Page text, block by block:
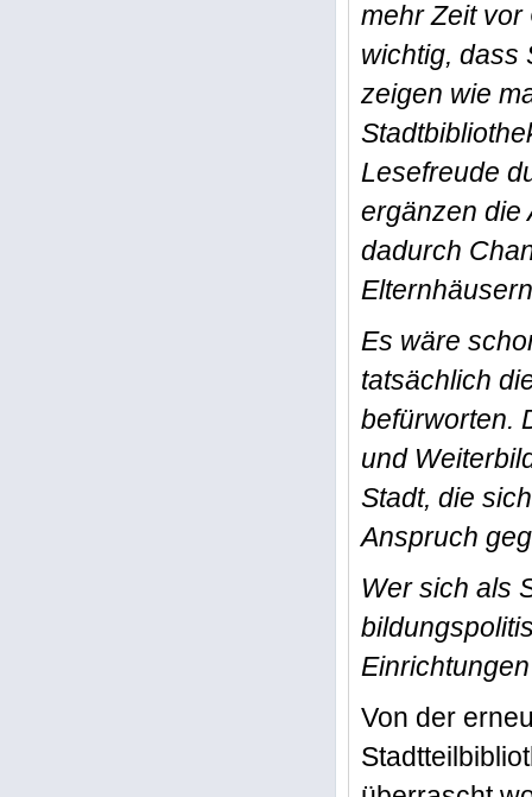
mehr Zeit vor
wichtig, dass
zeigen wie
Lesefreude
ergänzen die
dadurch
Es wäre
tatsächlich
befürworten.
und
Stadt, die
Anspruch
Wer sich als
Von der